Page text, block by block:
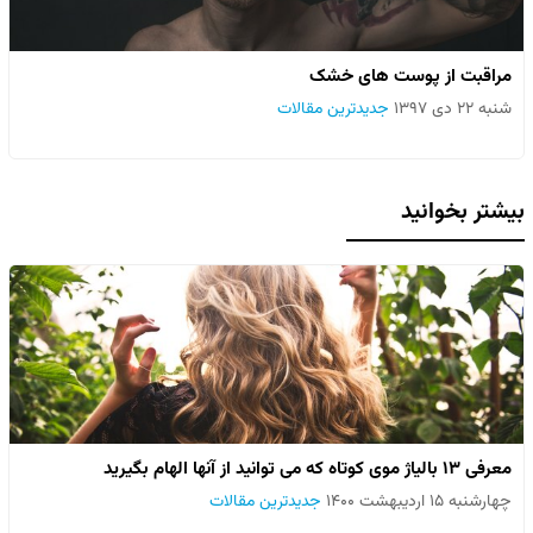
مراقبت از پوست های خشک
شنبه ۲۲ دی ۱۳۹۷ جدیدترین مقالات
بیشتر بخوانید
معرفی ۱۳ بالیاژ موی کوتاه که می توانید از آنها الهام بگیرید
چهارشنبه ۱۵ اردیبهشت ۱۴۰۰ جدیدترین مقالات